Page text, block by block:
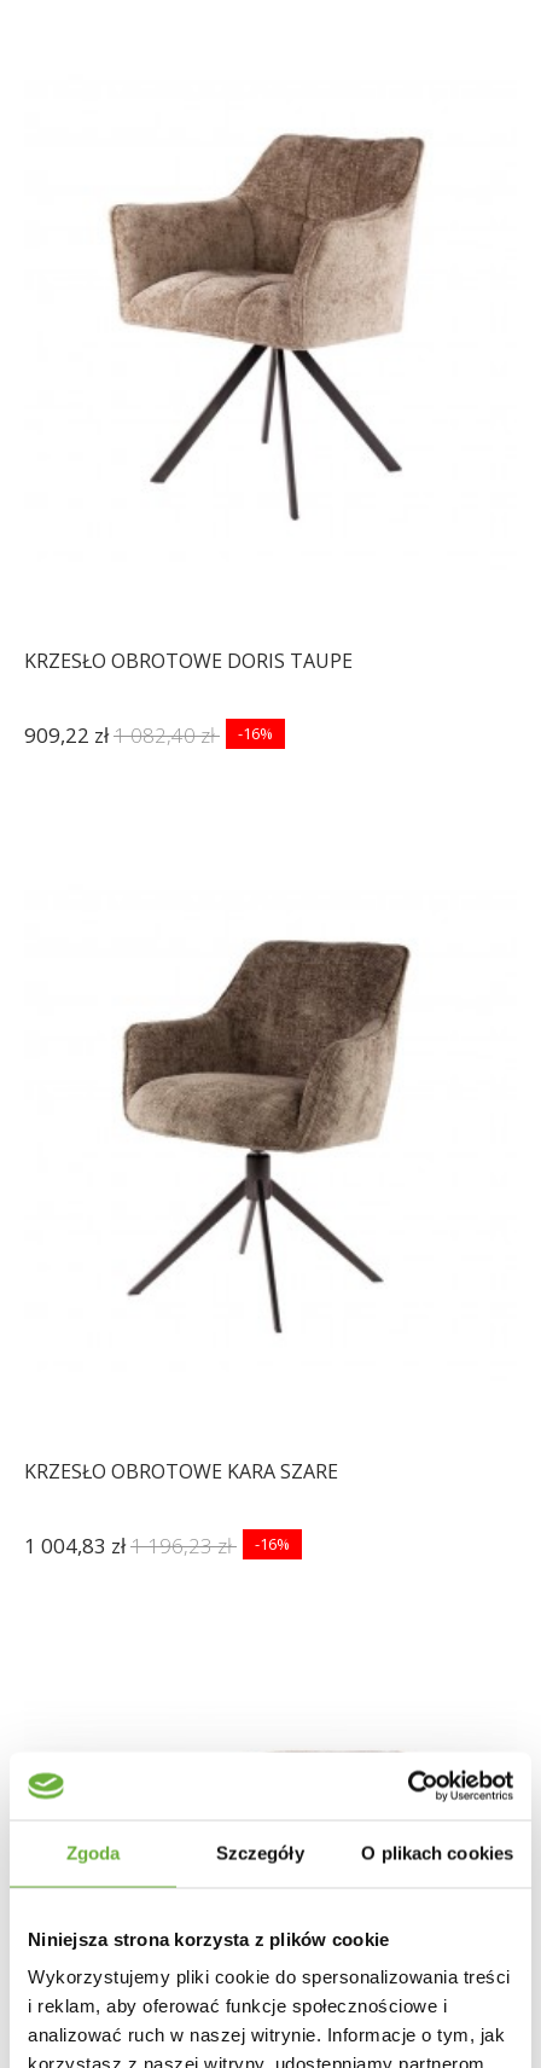
Zgoda Szczegóły O plikach cookies
Niniejsza strona korzysta z plików cookie
Wykorzystujemy pliki cookie do spersonalizowania treści
i reklam, aby oferować funkcje społecznościowe i
analizować ruch w naszej witrynie. Informacje o tym, jak
korzystasz z naszej witryny, udostępniamy partnerom
KRZESŁO OBROTOWE DORIS TAUPE
909,22 zł1 082,40 zł -16%
KRZESŁO OBROTOWE KARA SZARE
1 004,83 zł1 196,23 zł -16%